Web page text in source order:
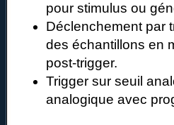
pour stimulus ou
Déclenchement par
des échantillons en
post-trigger.
Trigger sur seuil
analogique avec